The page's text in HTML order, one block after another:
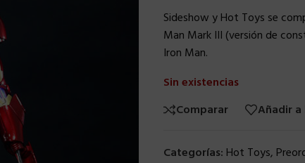
Sideshow y Hot Toys se
Man Mark III (versión de
Iron Man.
Sin existencias
Comparar
Añadir
Categorías: Hot Toys,